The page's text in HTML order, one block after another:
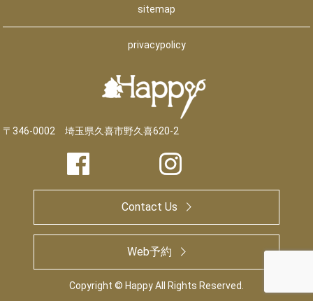
sitemap
privacypolicy
〒346-0002 埼玉県久喜市野久喜620-2
Contact Us
Web予約
Copyright © Happy All Rights Reserved.